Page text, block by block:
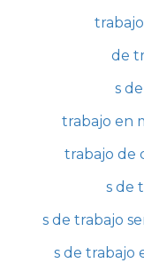
de
s
trabajo en
trabajo de
s de
s de trabajo
s de trabajo